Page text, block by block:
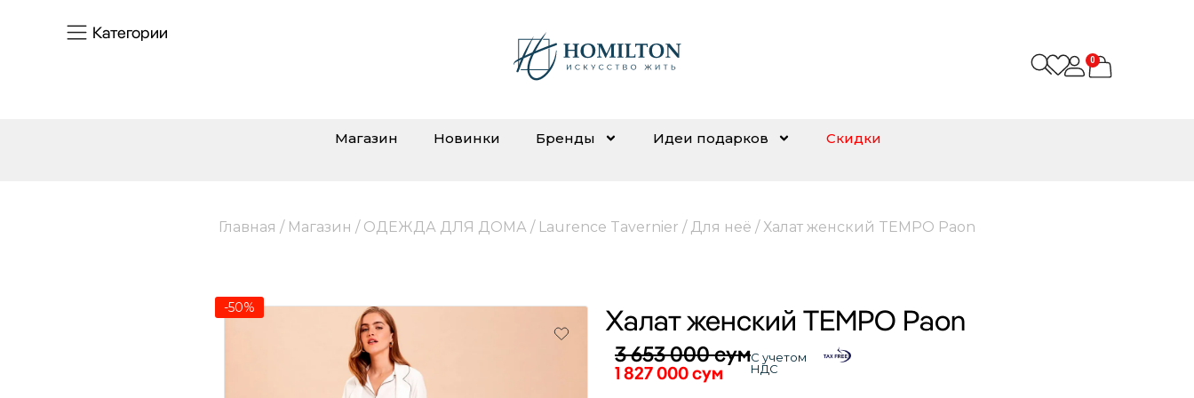
Категории
0
Магазин Новинки Бренды Идеи подарков Скидки
Главная / Магазин / ОДЕЖДА ДЛЯ ДОМА / Laurence Tavernier / Для неё / Халат женский TEMPO Paon
-50% Халат женский TEMPO Paon
3 653 000сум
1 827 000сум
С учетом
НДС